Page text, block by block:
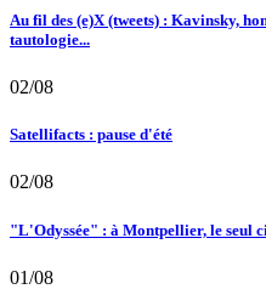
Au fil des (e)X (tweets) : Kavinsky,
tautologie...
02/08
Satellifacts : pause d'été
02/08
"L'Odyssée" : à Montpellier, le seul
01/08